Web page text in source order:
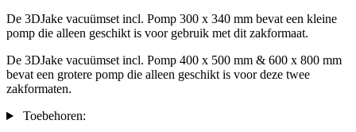
De 3DJake vacuümset incl. Pomp 300 x 340 mm bevat een kleine
pomp die alleen geschikt is voor gebruik met dit zakformaat.
De 3DJake vacuümset incl. Pomp 400 x 500 mm & 600 x 800 mm
bevat een grotere pomp die alleen geschikt is voor deze twee
zakformaten.
Toebehoren: